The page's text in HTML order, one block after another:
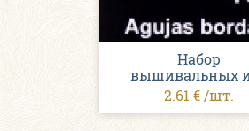
Набор
вышивальных
2.61 € /шт.